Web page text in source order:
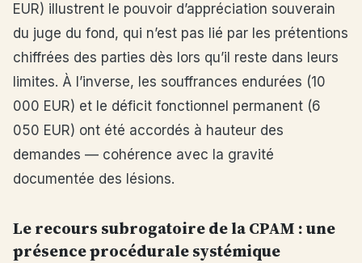
EUR) illustrent le pouvoir d’appréciation souverain
du juge du fond, qui n’est pas lié par les prétentions
chiffrées des parties dès lors qu’il reste dans leurs
limites. À l’inverse, les souffrances endurées (10
000 EUR) et le déficit fonctionnel permanent (6
050 EUR) ont été accordés à hauteur des
demandes — cohérence avec la gravité
documentée des lésions.
Le recours subrogatoire de la CPAM : une
présence procédurale systémique